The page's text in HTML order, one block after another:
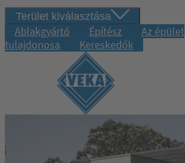
Terület kiválasztása
Ablakgyártó Építész
Az épület
tulajdonosa
Kereskedők